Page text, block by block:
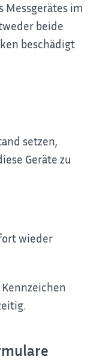
Messgerätes im
beide
beschädigt
setzen,
Geräte zu
wieder